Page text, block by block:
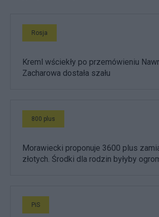
Rosja
Kreml wściekły po przemówieniu
Zacharowa dostała szału
800 plus
Morawiecki proponuje 3600 plus
złotych. Środki dla rodzin byłyby
PiS